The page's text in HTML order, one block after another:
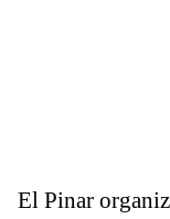
El Pinar